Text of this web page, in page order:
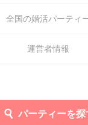
パーティーを探
全国の婚活パーティ
運営者情報